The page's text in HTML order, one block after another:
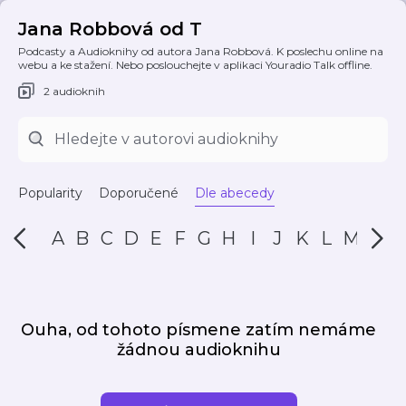
Jana Robbová od T
Podcasty a Audioknihy od autora Jana Robbová. K poslechu online na
webu a ke stažení. Nebo poslouchejte v aplikaci Youradio Talk offline.
2 audioknih
Popularity Doporučené Dle abecedy
A B C D E F G H I J K L M N
Ouha, od tohoto písmene zatím nemáme
žádnou audioknihu